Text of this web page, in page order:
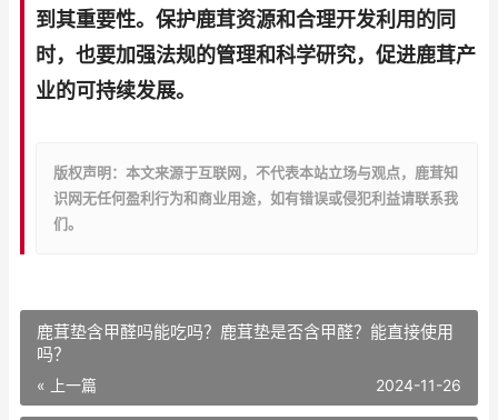
到其重要性。保护鹿茸资源和合理开发利用的同
时，也要加强法规的管理和科学研究，促进鹿茸产
业的可持续发展。
版权声明：本文来源于互联网，不代表本站立场与观点，鹿茸知
识网无任何盈利行为和商业用途，如有错误或侵犯利益请联系我
们。
鹿茸垫含甲醛吗能吃吗？鹿茸垫是否含甲醛？能直接使用
吗？
« 上一篇 2024-11-26